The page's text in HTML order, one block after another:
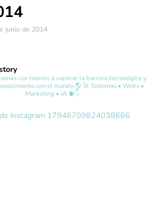
junio de 2014
con talento a superar la barrera tecnológica y
con el mundo 🌎 🚀 Sistemas • Webs •
Marketing • IA 🧠👇